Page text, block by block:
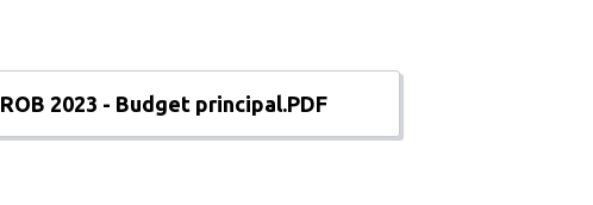
ROB 2023 - Budget principal.PDF